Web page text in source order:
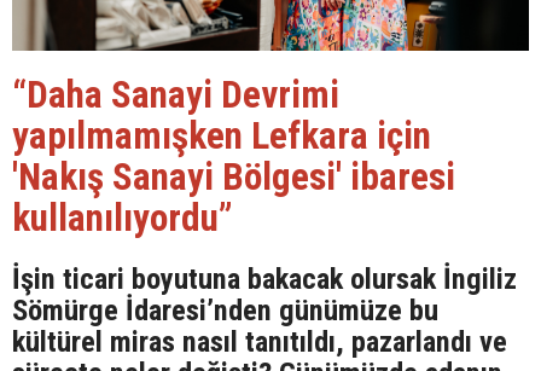
“Daha Sanayi Devrimi
yapılmamışken Lefkara için
'Nakış Sanayi Bölgesi' ibaresi
kullanılıyordu”
İşin ticari boyutuna bakacak olursak İngiliz
Sömürge İdaresi’nden günümüze bu
kültürel miras nasıl tanıtıldı, pazarlandı ve